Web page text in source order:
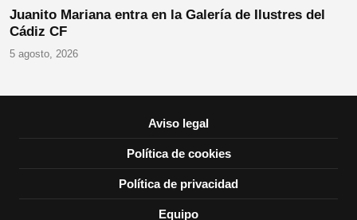
Juanito Mariana entra en la Galería de Ilustres del
Cádiz CF
5 agosto, 2026
Aviso legal
Política de cookies
Política de privacidad
Equipo